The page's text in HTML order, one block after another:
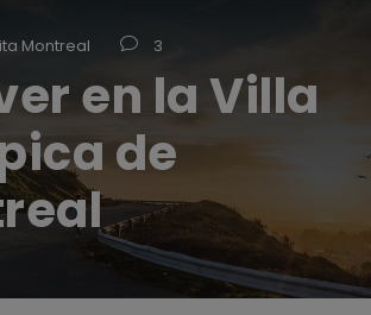
Montreal 3
en la Villa
de